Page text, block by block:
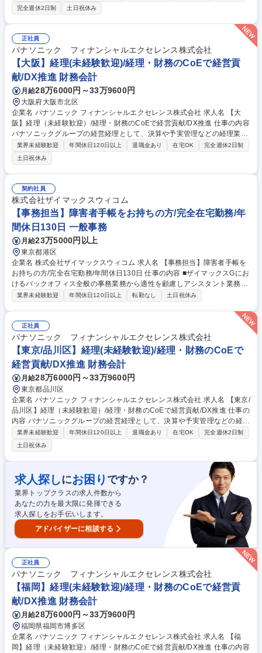
細】■財務業務:出納業務、決算業務（一部）、デリバティブ取引等 ■与信
業務:国内外の取引先の与信管理■管理会計業務:部門、グループ会社の予実
績管理（一部）※業務については経験に応じてお任せいたしますのですべ
てのご経験がなくとも問題ございません。連結決算処理、財務諸表の作
成、税務業務、監査業務、管理会計に関わる業務については希望や経験に
応じて将来チャレンジする事が可能です。 募集職種 【経理】ANAグルー
プ唯一の総合商社/経理としてスキルアップ可/在宅勤務可
完全週休2日制
土日祝休み
正社員
パナソニック フィナンシャルエクセレンス株式会社
【大阪】経理(未経験歓迎)/経理・財務のCoEで経営貢
献/DX推進 財務会計
月給28万6000円～33万9600円
大阪府大阪市北区
企業名 パナソニック フィナンシャルエクセレンス株式会社 求人名 【大
阪】経理（未経験歓迎）/経理・財務のCoEで経営貢献/DX推進 仕事の内容
パナソニックグループの経営経理として、決算や予実管理などの経理業務
から、ＤＸ・ＡＩを活用した業務プロセス改善、経営管理の支援まで幅広
く担当。 ・経理・会計業務（決算、工場会計、予実・資金管理等） ・業
務プロセス改善（ＤＸ・ＡＩ活用の業務効率化） ・事業戦略支援（目標策
定の基礎業務等） ・内部統制、経営分析、経営管理など 専門性を高めな
がら、業務改善や周囲との連携においてリーダーシップを発揮し、将来的
にはチームを牽引する役割を担っていただきます。 募集職種 【大阪】経
理（未経験歓迎）/経理・財務のCoEで経営貢献/DX推進
業界未経験歓迎 年間休日120日以上 退職金あり 在宅OK
完全週休2日制
土日祝休み
契約社員
株式会社ザイマックスウィコム
【事務担当】障害者手帳をお持ちの方/完全在宅勤務/年
間休日130日 一般事務
月給23万5000円以上
東京都港区
企業名 株式会社ザイマックスウィコム 求人名 【事務担当】障害者手帳を
お持ちの方/完全在宅勤務/年間休日130日 仕事の内容 ■ザイマックスGにお
けるバックオフィス全般の事務業務から適性を顧慮しアシスタント業務お
任せします。入社後はオンラインの環境下ですが丁寧に業務を教えますの
本日の行ったことの共有を行います。 ■具体的な業務内容 ・データ入力
・チェック業務 ・書類整理 ・業務サポート など ※スキルやご経験、ご障
害への配慮を考慮して、人事、総務、経理、法務、営業事務などの分野か
ら特定し業務をお任せ致します。 ≪変更の範囲：会社の定める業務≫ 募
集職種 【事務担当】障害者手帳をお持ちの方/完全在宅勤務/年間休日130
日
業界未経験歓迎 年間休日120日以上 転勤なし 土日祝休み
正社員
パナソニック フィナンシャルエクセレンス株式会社
【東京/品川区】経理(未経験歓迎)/経理・財務のCoEで
経営貢献/DX推進 財務会計
月給28万6000円～33万9600円
東京都品川区
企業名 パナソニック フィナンシャルエクセレンス株式会社 求人名 【東京/
品川区】経理（未経験歓迎）/経理・財務のCoEで経営貢献/DX推進 仕事の
内容 パナソニックグループの経営経理として、決算や予実管理などの経理
業務から、ＤＸ・ＡＩを活用した業務プロセス改善、経営管理の支援まで
幅広く担当。 ・経理・会計業務（決算、工場会計、予実・資金管理等）
・業務プロセス改善（ＤＸ・ＡＩ活用の業務効率化） ・事業戦略支援（目
標策定の基礎業務等） ・内部統制、経営分析、経営管理など 専門性を高
めながら、業務改善や周囲との連携においてリーダーシップを発揮し、将
来的にはチームを牽引する役割を担っていただきます。 募集職種 【東京/
品川区】経理（未経験歓迎）/経理・財務のCoEで経営貢献/DX推進
業界未経験歓迎 年間休日120日以上 退職金あり 在宅OK
完全週休2日制
土日祝休み
求人探しにお困り ですか？
業界トップクラスの求人件数から
あなたの力を最大限に発揮できる
求人探しをお手伝いします。
アドバイザーに相談する
正社員
パナソニック フィナンシャルエクセレンス株式会社
【福岡】経理(未経験歓迎)/経理・財務のCoEで経営貢
献/DX推進 財務会計
月給28万6000円～33万9600円
福岡県福岡市博多区
企業名 パナソニック フィナンシャルエクセレンス株式会社 求人名 【福
岡】経理（未経験歓迎）/経理・財務のCoEで経営貢献/DX推進 仕事の内容